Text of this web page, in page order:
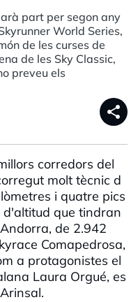
part per segon any
World Series,
de les curses de
de les Sky Classic,
preveu els
share
corredors del
molt tècnic d
i quatre pics
d'altitud que tindran
de 2.942
Comapedrosa,
a protagonistes el
Laura Orgué, es